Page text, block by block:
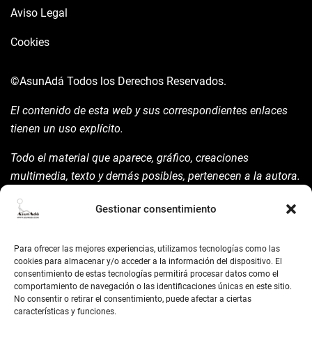
Gestionar consentimiento
Para ofrecer las mejores experiencias, utilizamos tecnologías como las
cookies para almacenar y/o acceder a la información del dispositivo. El
consentimiento de estas tecnologías permitirá procesar datos como el
comportamiento de navegación o las identificaciones únicas en este sitio.
No consentir o retirar el consentimiento, puede afectar a ciertas
características y funciones.
Aviso Legal
Cookies
©AsunAdá Todos los Derechos Reservados.
El contenido de esta web y sus correspondientes enlaces
tienen un uso explícito.
Todo el material que aparece, gráfico, creaciones
multimedia, texto y demás posibles, pertenecen a la autora.
la mism para ello.
Siempre habrá de nombrarla y reconocer pues su autoría
©AsunAdá ​Gracias.